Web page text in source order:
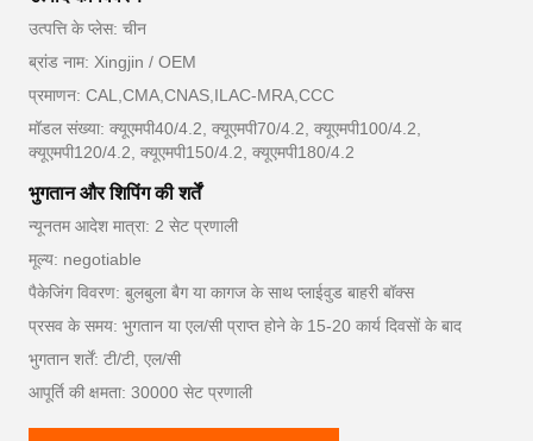
उत्पत्ति के प्लेस: चीन
ब्रांड नाम: Xingjin / OEM
प्रमाणन: CAL,CMA,CNAS,ILAC-MRA,CCC
मॉडल संख्या: क्यूएमपी40/4.2, क्यूएमपी70/4.2, क्यूएमपी100/4.2,
क्यूएमपी120/4.2, क्यूएमपी150/4.2, क्यूएमपी180/4.2
भुगतान और शिपिंग की शर्तें
न्यूनतम आदेश मात्रा: 2 सेट प्रणाली
मूल्य: negotiable
पैकेजिंग विवरण: बुलबुला बैग या कागज के साथ प्लाईवुड बाहरी बॉक्स
प्रसव के समय: भुगतान या एल/सी प्राप्त होने के 15-20 कार्य दिवसों के बाद
भुगतान शर्तें: टी/टी, एल/सी
आपूर्ति की क्षमता: 30000 सेट प्रणाली